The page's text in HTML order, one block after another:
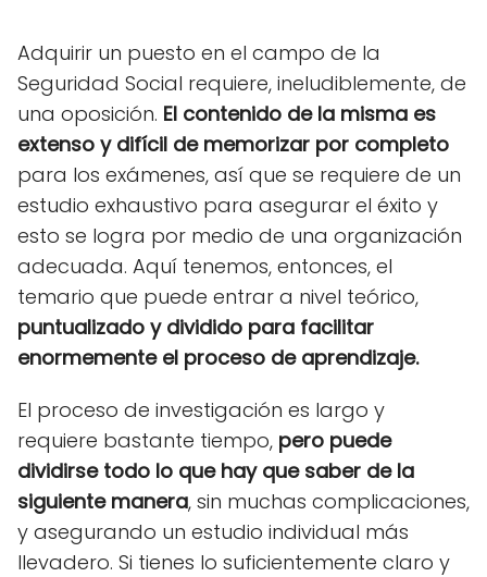
Adquirir un puesto en el campo de la
Seguridad Social requiere, ineludiblemente, de
una oposición. El contenido de la misma es
extenso y difícil de memorizar por completo
para los exámenes, así que se requiere de un
estudio exhaustivo para asegurar el éxito y
esto se logra por medio de una organización
adecuada. Aquí tenemos, entonces, el
temario que puede entrar a nivel teórico,
puntualizado y dividido para facilitar
enormemente el proceso de aprendizaje.
El proceso de investigación es largo y
requiere bastante tiempo, pero puede
dividirse todo lo que hay que saber de la
siguiente manera, sin muchas complicaciones,
y asegurando un estudio individual más
llevadero. Si tienes lo suficientemente claro y